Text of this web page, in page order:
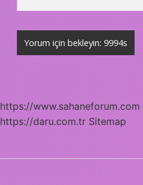
https://www.sahaneforum.com
https://daru.com.tr Sitemap